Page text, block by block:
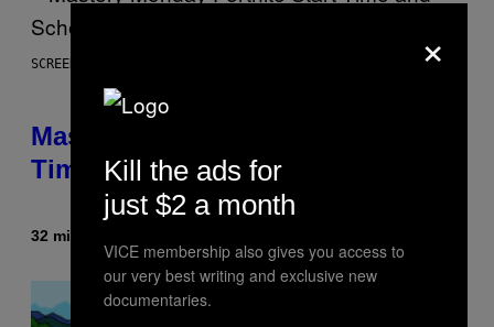
SCREENSHOT: EPIC GAMES
Mastery Monday Fortnite Start
Time and Schedule for August 10
32 minutes ago
×
Kill the ads for
just $2 a month
VICE membership also gives you access to
our very best writing and exclusive new
documentaries.